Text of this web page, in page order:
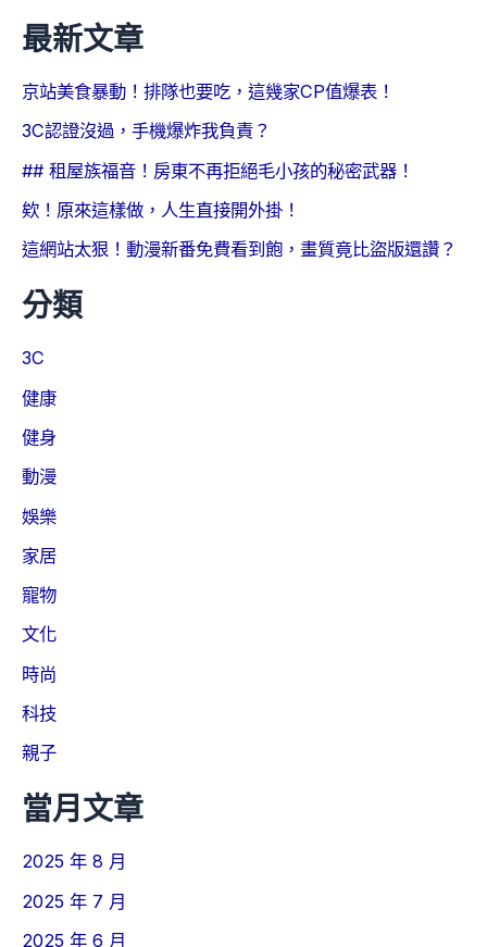
最新文章
京站美食暴動！排隊也要吃，這幾家CP值爆表！
3C認證沒過，手機爆炸我負責？
## 租屋族福音！房東不再拒絕毛小孩的秘密武器！
欸！原來這樣做，人生直接開外掛！
這網站太狠！動漫新番免費看到飽，畫質竟比盜版還讚？
分類
3C
健康
健身
動漫
娛樂
家居
寵物
文化
時尚
科技
親子
當月文章
2025 年 8 月
2025 年 7 月
2025 年 6 月